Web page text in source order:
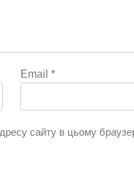
Email *
сайту в цьому